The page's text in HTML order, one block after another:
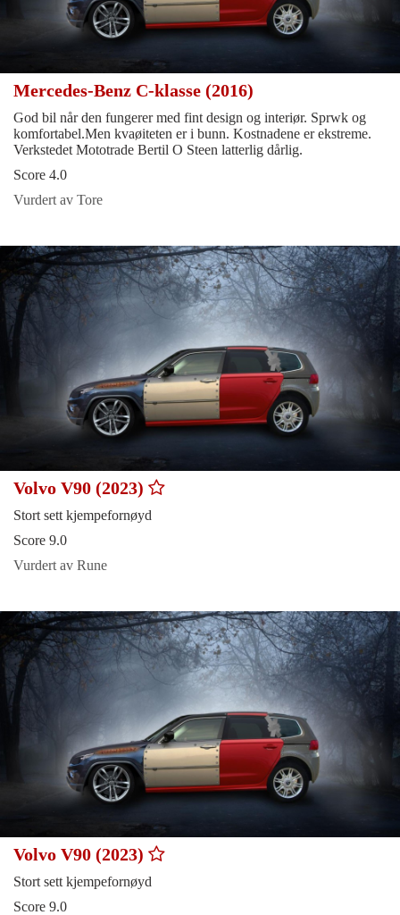
Mercedes-Benz C-klasse (2016)
God bil når den fungerer med fint design og interiør. Sprwk og
komfortabel.Men kvaøiteten er i bunn. Kostnadene er ekstreme.
Verkstedet Mototrade Bertil O Steen latterlig dårlig.
Score 4.0
Vurdert av Tore
Volvo V90 (2023)
Stort sett kjempefornøyd
Score 9.0
Vurdert av Rune
Volvo V90 (2023)
Stort sett kjempefornøyd
Score 9.0